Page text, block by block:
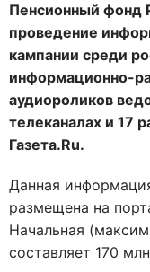
Пенсионный фонд
проведение
кампании среди
информационно-
аудиороликов
телеканалах и 17
Газета.Ru.
Данная
размещена на
Начальная
составляет 170